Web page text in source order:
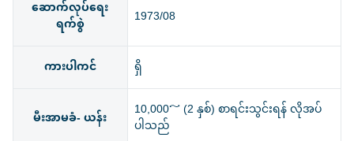
ဆောက်လုပ်ရေး
ရက်စွဲ 1973/08
ကားပါကင် ရှိ
မီးအာမခံ- ယန်း 10,000～ (2 နှစ်) စာရင်းသွင်းရန် လိုအပ်
ပါသည်